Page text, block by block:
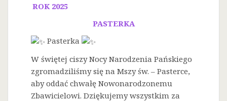
ROK 2025
PASTERKA
Pasterka
W świętej ciszy Nocy Narodzenia Pańskiego
zgromadziliśmy się na Mszy św. – Pasterce,
aby oddać chwałę Nowonarodzonemu
Zbawicielowi. Dziękujemy wszystkim za